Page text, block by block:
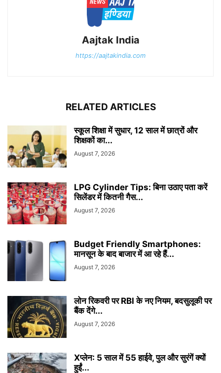
Aajtak India
https://aajtakindia.com
RELATED ARTICLES
स्कूल शिक्षा में सुधार, 12 साल में छात्रों और
शिक्षकों का...
August 7, 2026
LPG Cylinder Tips: बिना उठाए पता करें
सिलेंडर में कितनी गैस...
August 7, 2026
Budget Friendly Smartphones:
मानसून के बाद बाजार में आ रहे हैं...
August 7, 2026
लोन रिकवरी पर RBI के नए नियम, बदसुलूकी पर
बैंक देंगे...
August 7, 2026
Xप्लेन: 5 साल में 55 हाईवे, पुल और सुरंगें क्यों
हुईं...